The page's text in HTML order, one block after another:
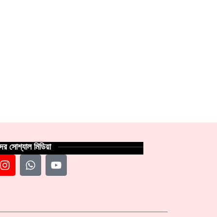
সোশ্যাল মিডিয়া